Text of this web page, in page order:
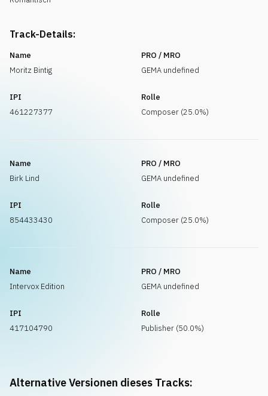
Track-Details:
Name
Moritz Bintig
PRO / MRO
GEMA undefined
IPI
461227377
Rolle
Composer (25.0%)
Name
Birk Lind
PRO / MRO
GEMA undefined
IPI
854433430
Rolle
Composer (25.0%)
Name
Intervox Edition
PRO / MRO
GEMA undefined
IPI
417104790
Rolle
Publisher (50.0%)
Alternative Versionen dieses Tracks: